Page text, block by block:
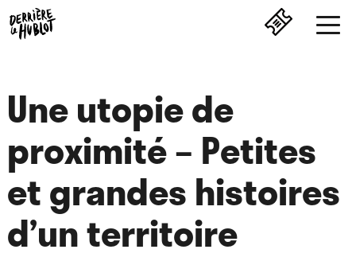
Une utopie de
proximité – Petites
et grandes histoires
d’un territoire